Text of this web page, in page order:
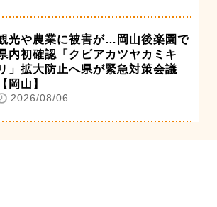
光や農業に被害が…岡山後楽園で
内初確認「クビアカツヤカミキ
」拡大防止へ県が緊急対策会議
【岡山】
2026/08/06